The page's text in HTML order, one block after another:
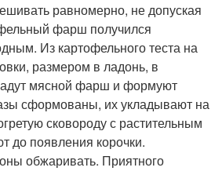
равномерно, не допуская
фарш получился
Из картофельного теста на
размером в ладонь, в
мясной фарш и формуют
сформованы, их укладывают на
сковороду с растительным
до появления корочки.
обжаривать. Приятного